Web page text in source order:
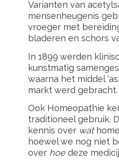
Varianten van
mensenheugenis
vroeger met
bladeren en schors
In 1899 werden
kunstmatig
waarna het middel
markt werd gebracht.
Ook Homeopathie
traditioneel gebruik.
kennis over wat
hoewel we nog niet
over hoedeze